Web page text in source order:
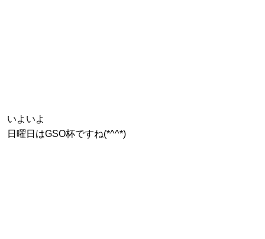
いよいよ
日曜日はGSO杯ですね(*^^*)